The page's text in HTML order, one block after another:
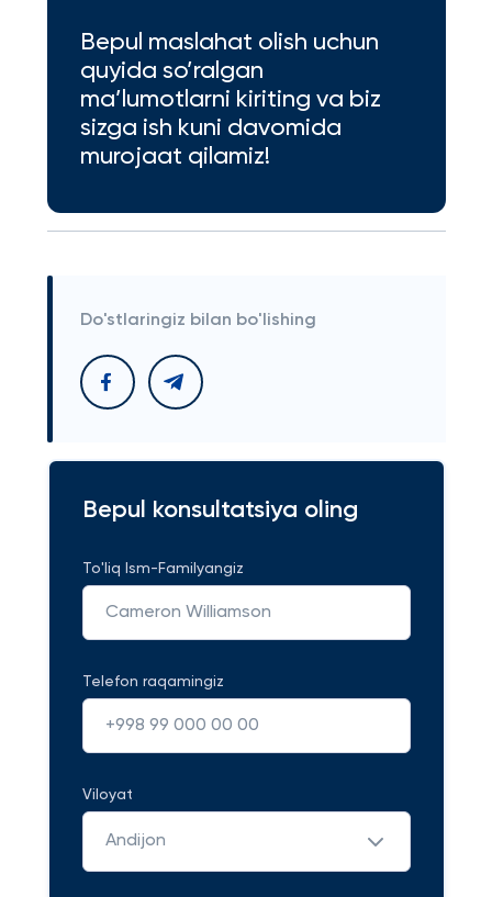
Bepul maslahat olish uchun
quyida so’ralgan
ma’lumotlarni kiriting va biz
sizga ish kuni davomida
murojaat qilamiz!
Do'stlaringiz bilan bo'lishing
Bepul konsultatsiya oling
To'liq Ism-Familyangiz
Telefon raqamingiz
Viloyat
Andijon